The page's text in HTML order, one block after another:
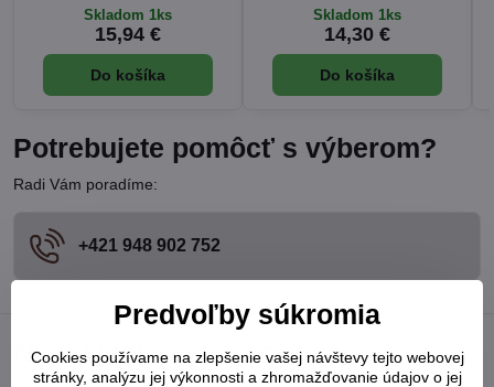
Skladom 1ks
15,94 €
Do košíka
Skladom 1ks
14,30 €
Do košíka
Potrebujete pomôcť s výberom?
Radi Vám poradíme:
+421 948 902 752
Naposledy prezerané
Predvoľby súkromia
Cookies používame na zlepšenie vašej návštevy tejto webovej
stránky, analýzu jej výkonnosti a zhromažďovanie údajov o jej